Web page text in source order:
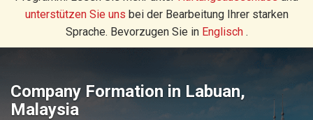
unterstützen Sie uns bei der Bearbeitung Ihrer starken
Sprache. Bevorzugen Sie in Englisch.
Company Formation in Labuan,
Malaysia